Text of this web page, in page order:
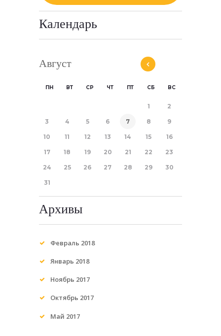
Календарь
Август
ПН ВТ СР ЧТ ПТ СБ ВС
1 2
3 4 5 6 7 8 9
10 11 12 13 14 15 16
17 18 19 20 21 22 23
24 25 26 27 28 29 30
31
Архивы
Февраль 2018
Январь 2018
Ноябрь 2017
Октябрь 2017
Май 2017